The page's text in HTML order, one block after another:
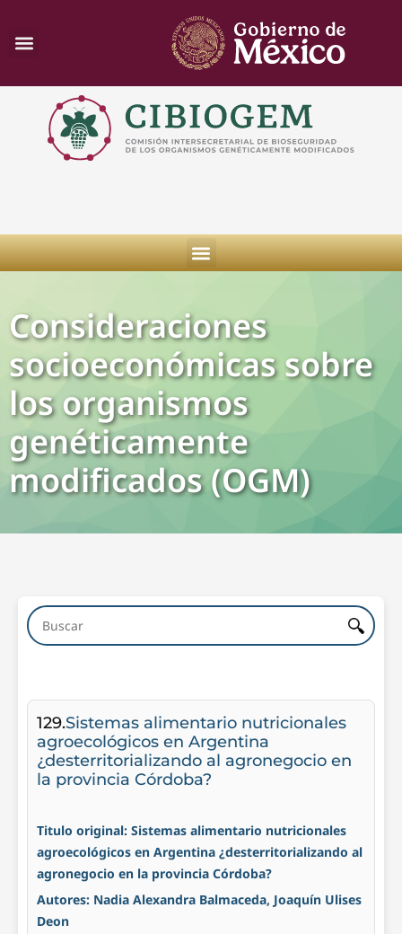
Consideraciones
socioeconómicas sobre
los organismos
genéticamente
modificados (OGM)
129.Sistemas alimentario nutricionales
agroecológicos en Argentina
¿desterritorializando al agronegocio en
la provincia Córdoba?
Titulo original: Sistemas alimentario nutricionales
agroecológicos en Argentina ¿desterritorializando al
agronegocio en la provincia Córdoba?
Autores: Nadia Alexandra Balmaceda, Joaquín Ulises
Deon